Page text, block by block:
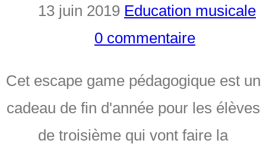
13 juin 2019 Education musicale
0 commentaire
Cet escape game pédagogique est un
cadeau de fin d'année pour les élèves
de troisième qui vont faire la